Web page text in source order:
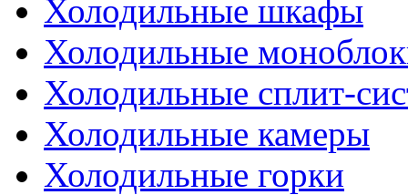
Холодильные шкафы
Холодильные
Холодильные сплит-
Холодильные камеры
Холодильные горки